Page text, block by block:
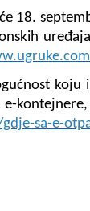
18.
sa-e-